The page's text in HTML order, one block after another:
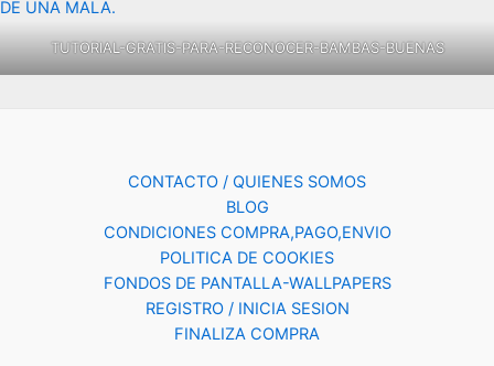
TUTORIAL-GRATIS-PARA-RECONOCER-BAMBAS-BUENAS
CONTACTO / QUIENES SOMOS
BLOG
CONDICIONES COMPRA,PAGO,ENVIO
POLITICA DE COOKIES
FONDOS DE PANTALLA-WALLPAPERS
REGISTRO / INICIA SESION
FINALIZA COMPRA